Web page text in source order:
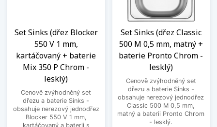
Set Sinks (dřez Blocker
550 V 1 mm,
kartáčovaný + baterie
Mix 350 P Chrom -
lesklý)
Cenově zvýhodněný set
dřezu a baterie Sinks -
obsahuje nerezový jednodřez
Blocker 550 V 1 mm,
kartáčovaný a baterii s
Set Sinks (dřez Classic
500 M 0,5 mm, matný +
baterie Pronto Chrom -
lesklý)
Cenově zvýhodněný set
dřezu a baterie Sinks -
obsahuje nerezový jednodřez
Classic 500 M 0,5 mm,
matný a baterii Pronto Chrom
- lesklý.